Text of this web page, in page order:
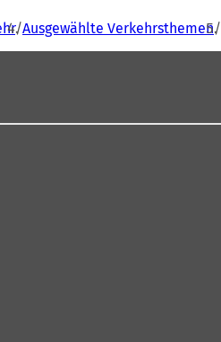
Ausgewählte Verkehrsthemen